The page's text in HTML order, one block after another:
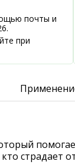
почты и
при
страдает